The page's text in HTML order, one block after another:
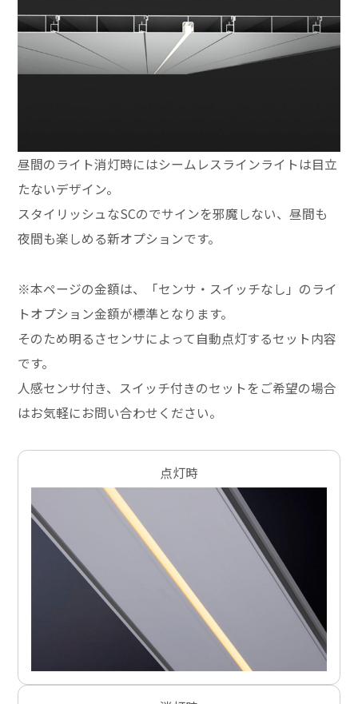
昼間のライト消灯時にはシームレスラインライトは目立
たないデザイン。
スタイリッシュなSCのでサインを邪魔しない、昼間も
夜間も楽しめる新オプションです。
※本ページの金額は、「センサ・スイッチなし」のライ
トオプション金額が標準となります。
そのため明るさセンサによって自動点灯するセット内容
です。
人感センサ付き、スイッチ付きのセットをご希望の場合
はお気軽にお問い合わせください。
点灯時